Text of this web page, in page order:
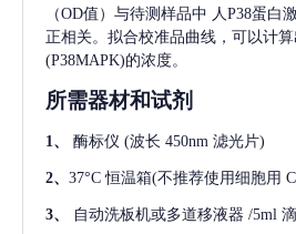
（OD值）与待测样品中 人P38蛋白
正相关。拟合校准品曲线，可以计
(P38MAPK)的浓度。
所需器材和试剂
1、 酶标仪 (波长 450nm 滤光片)
2、 37°C 恒温箱(不推荐使用细胞用
3、 自动洗板机或多道移液器 /5ml